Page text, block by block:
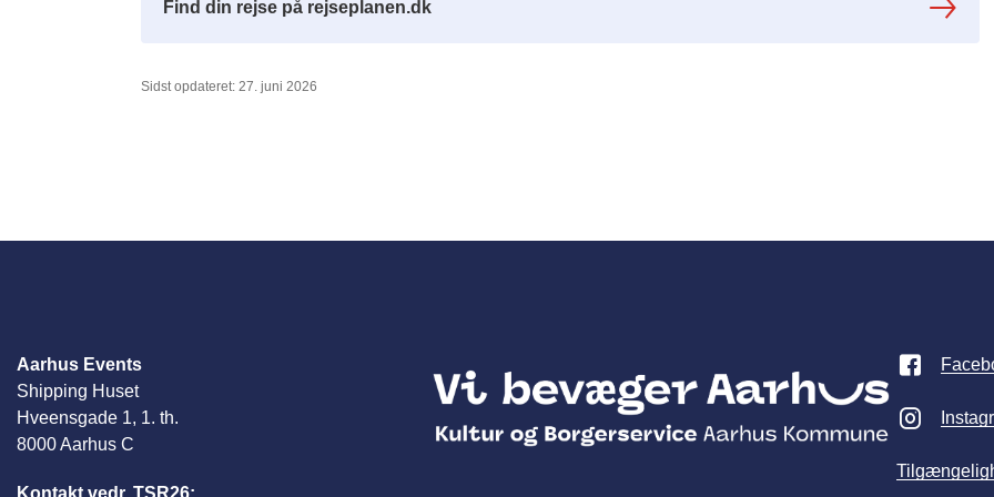
Find din rejse på rejseplanen.dk
Sidst opdateret: 27. juni 2026
Aarhus Events
Shipping Huset
Hveensgade 1, 1. th.
8000 Aarhus C
Kontakt vedr. TSR26: